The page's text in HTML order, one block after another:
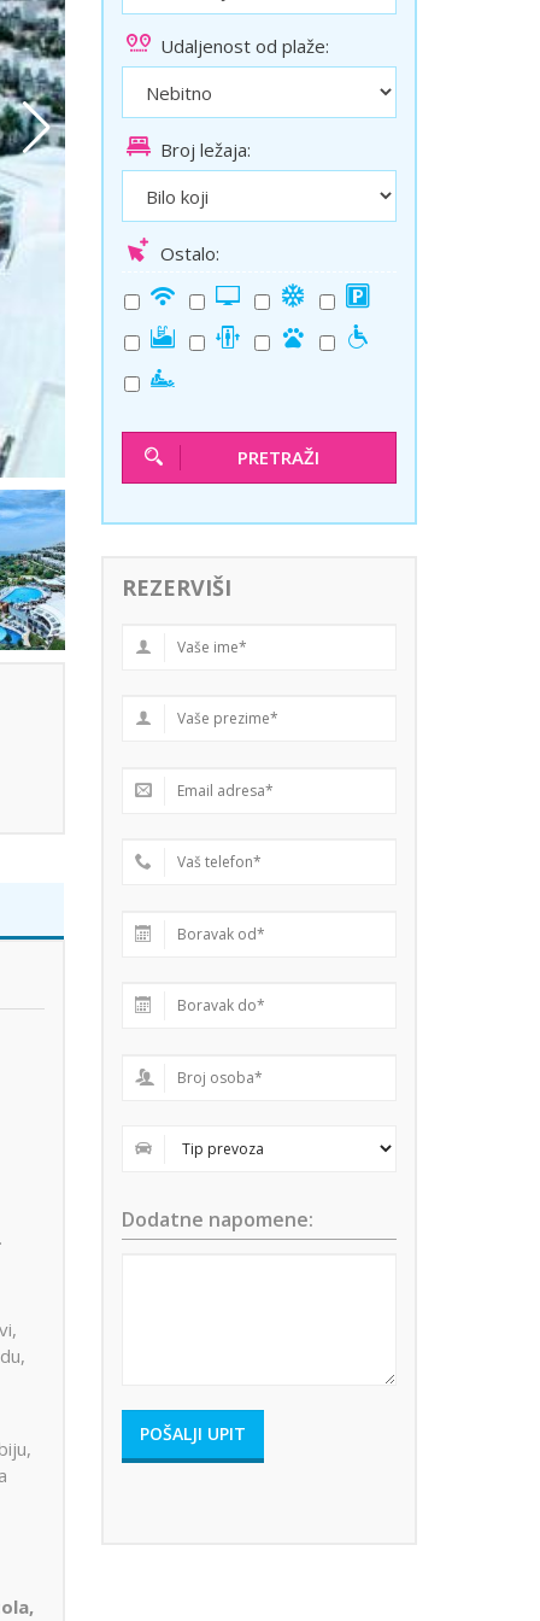
Solun polazak iz Niša
Temišvar polazak iz Niša
Udaljenost od plaže:
Broj ležaja:
Ostalo:
PRETRAŽI
REZERVIŠI
Dodatne napomene: